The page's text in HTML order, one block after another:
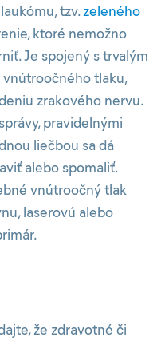
tzv.zeleného
ktoré nemožno
Je spojený s trvalým
tlaku,
zrakového nervu.
pravidelnými
liečbou sa dá
alebo spomaliť.
vnútroočný tlak
laserovú alebo
že zdravotné či